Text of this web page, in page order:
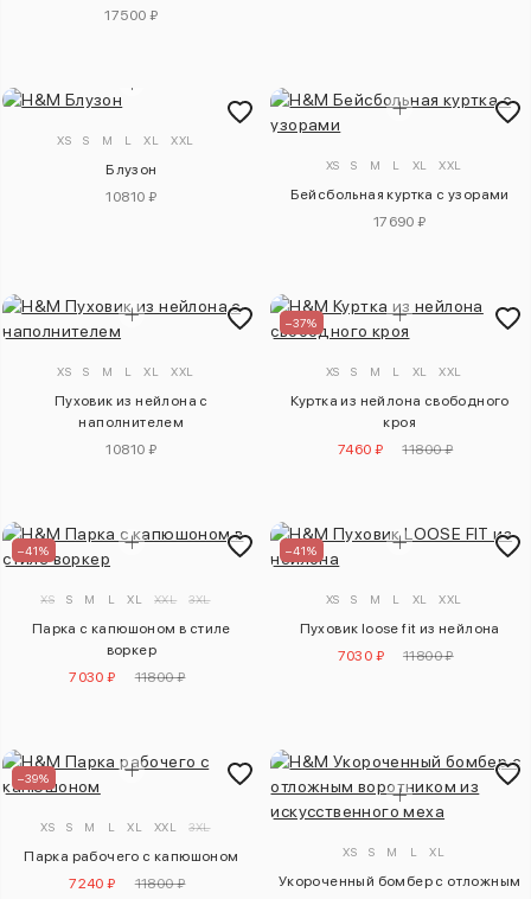
17500 ₽
XS S M L XL XXL
Блузон
10810 ₽
XS S M L XL XXL
Бейсбольная куртка с узорами
17690 ₽
XS S M L XL XXL
Пуховик из нейлона с
наполнителем
10810 ₽
–37%
XS S M L XL XXL
Куртка из нейлона свободного
кроя
7460 ₽
11800 ₽
–41%
XS S M L XL XXL 3XL
Парка с капюшоном в стиле
воркер
7030 ₽
11800 ₽
–41%
XS S M L XL XXL
Пуховик loose fit из нейлона
7030 ₽
11800 ₽
–39%
XS S M L XL XXL 3XL
Парка рабочего с капюшоном
7240 ₽
11800 ₽
XS S M L XL
Укороченный бомбер с отложным